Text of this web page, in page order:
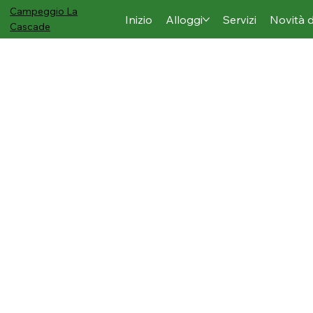
Campeggio La
Cascade
Inizio Alloggi Servizi Novità